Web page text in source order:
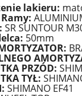
lakieru:
SR SUNTOUR
50mm
PRZÓD:
TYŁ:
SHIMANO EF41